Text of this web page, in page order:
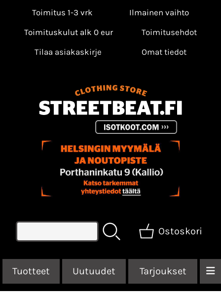
Toimitus 1-3 vrk
Ilmainen vaihto
Toimituskulut alk 0 eur
Toimitusehdot
Tilaa asiakaskirje
Omat tiedot
Ostoskori
Tuotteet Uutuudet Tarjoukset